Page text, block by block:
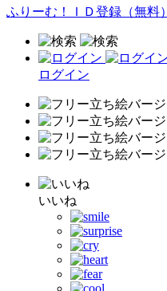
ふりーむ！ＩＤ登録（無料）
ログイン
いいね